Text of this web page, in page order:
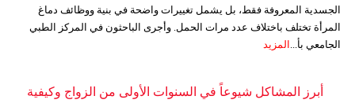
الجسدية المعروفة فقط، بل يشمل تغييرات واضحة في بنية ووظائف دماغ
المرأة تختلف باختلاف عدد مرات الحمل. وأجرى الباحثون في المركز الطبي
الجامعي بأ... المزيد
أبرز المشاكل شيوعاً في السنوات الأولى من الزواج وكيفية